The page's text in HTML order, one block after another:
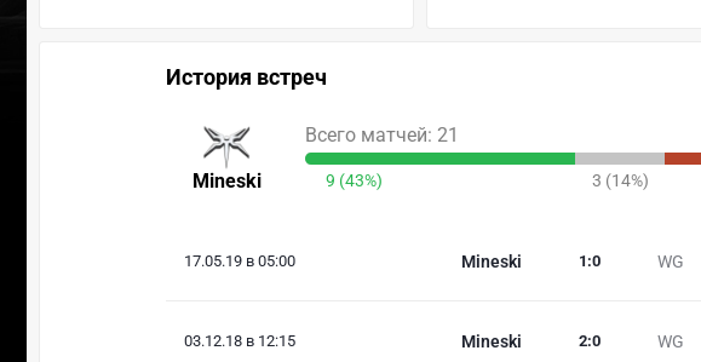
История встреч
Mineski
Всего матчей: 21
9 (43%) 3 (14%)
17.05.19 в 05:00 Mineski WG
1 :0
03.12.18 в 12:15 Mineski WG
2:0